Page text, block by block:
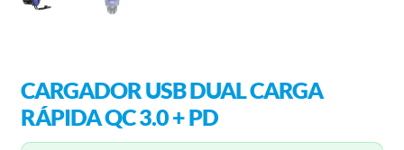
CARGADOR USB DUAL CARGA
RÁPIDA QC 3.0 + PD